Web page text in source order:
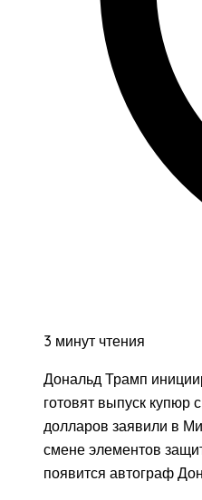
3 минут чтения
Дональд Трамп
готовят выпуск купюр
долларов заявили в
смене элементов
появится автограф